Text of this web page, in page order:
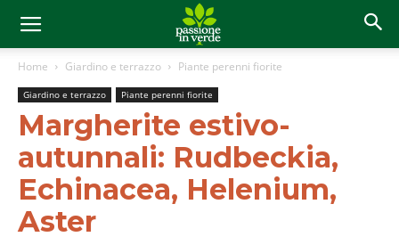
Home Giardino e terrazzo Piante perenni fiorite
Giardino e terrazzo Piante perenni fiorite
Margherite estivo-
autunnali: Rudbeckia,
Echinacea, Helenium,
Aster